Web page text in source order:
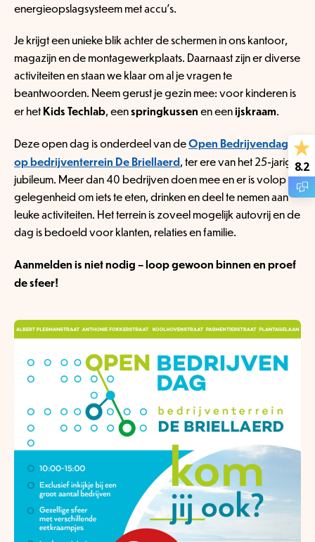
energieopslagsysteem met accu’s.
Je krijgt een unieke blik achter de schermen in ons kantoor,
magazijn en de montagewerkplaats. Daarnaast zijn er diverse
activiteiten en staan we klaar om al je vragen te
beantwoorden. Neem gerust je gezin mee: voor kinderen is
er het Kids Techlab, eenspringkussen en eenijskraam.
Deze open dag is onderdeel van deOpen Bedrijvendag
op bedrijventerrein De Briellaerd, ter ere van het 25-jarig
jubileum. Meer dan 40 bedrijven doen mee en er is volop
gelegenheid om iets te eten, drinken en deel te nemen aan
leuke activiteiten. Het terrein is zoveel mogelijk autovrij en de
dag is bedoeld voor klanten, relaties en familie.
Aanmelden is niet nodig – loop gewoon binnen en proef
de sfeer!
8.2